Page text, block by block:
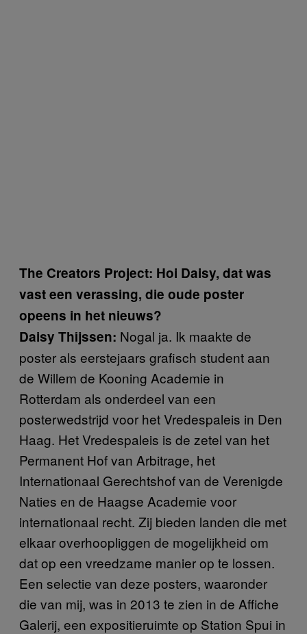
The Creators Project: Hoi Daisy, dat was
vast een verassing, die oude poster
opeens in het nieuws?
Daisy Thijssen: Nogal ja. Ik maakte de
poster als eerstejaars grafisch student aan
de Willem de Kooning Academie in
Rotterdam als onderdeel van een
posterwedstrijd voor het Vredespaleis in Den
Haag. Het Vredespaleis is de zetel van het
Permanent Hof van Arbitrage, het
Internationaal Gerechtshof van de Verenigde
Naties en de Haagse Academie voor
internationaal recht. Zij bieden landen die met
elkaar overhoopliggen de mogelijkheid om
dat op een vreedzame manier op te lossen.
Een selectie van deze posters, waaronder
die van mij, was in 2013 te zien in de Affiche
Galerij, een expositieruimte op Station Spui in